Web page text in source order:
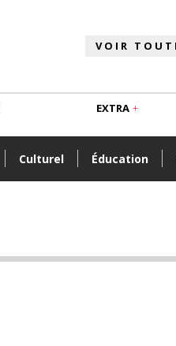
Culturel Éducation
EXTRA